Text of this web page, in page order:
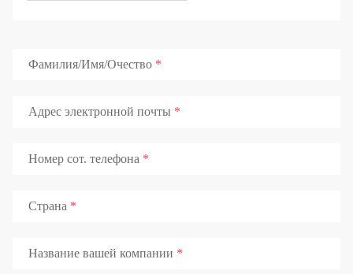
Фамилия/Имя/Очество
Адрес электронной почты
Номер сот. телефона
Страна
Название вашей компании